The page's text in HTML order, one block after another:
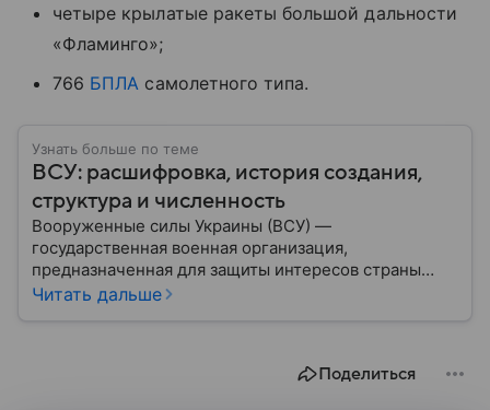
четыре крылатые ракеты большой дальности
«Фламинго»;
766 БПЛА самолетного типа.
Узнать больше по теме
ВСУ: расшифровка, история создания,
структура и численность
Вооруженные силы Украины (ВСУ) —
государственная военная организация,
предназначенная для защиты интересов страны
военным путем. Была создана после
Читать дальше
Поделиться